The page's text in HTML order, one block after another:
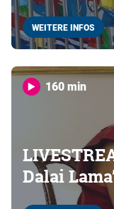
WEITERE INFOS
160 min
Dalai